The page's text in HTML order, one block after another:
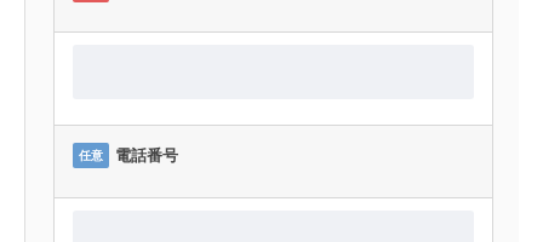
任意 電話番号